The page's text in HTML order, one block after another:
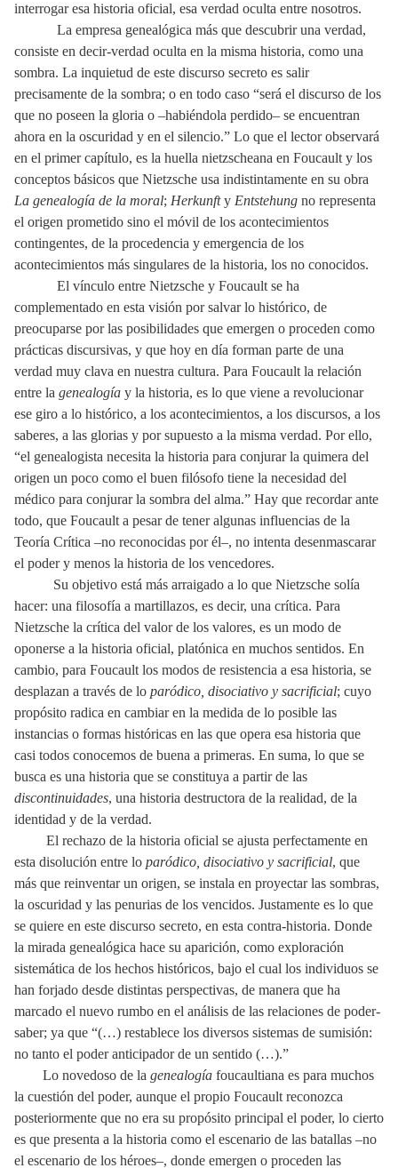
interrogar esa historia oficial, esa verdad oculta entre nosotros.
La empresa genealógica más que descubrir una verdad,
consiste en decir-verdad oculta en la misma historia, como una
sombra. La inquietud de este discurso secreto es salir
precisamente de la sombra; o en todo caso “será el discurso de los
que no poseen la gloria o –habiéndola perdido– se encuentran
ahora en la oscuridad y en el silencio.” Lo que el lector observará
en el primer capítulo, es la huella nietzscheana en Foucault y los
conceptos básicos que Nietzsche usa indistintamente en su obra
La genealogía de la moral; Herkunfty Entstehung no representa
el origen prometido sino el móvil de los acontecimientos
contingentes, de la procedencia y emergencia de los
acontecimientos más singulares de la historia, los no conocidos.
El vínculo entre Nietzsche y Foucault se ha
complementado en esta visión por salvar lo histórico, de
preocuparse por las posibilidades que emergen o proceden como
prácticas discursivas, y que hoy en día forman parte de una
verdad muy clava en nuestra cultura. Para Foucault la relación
entre la genealogía y la historia, es lo que viene a revolucionar
ese giro a lo histórico, a los acontecimientos, a los discursos, a los
saberes, a las glorias y por supuesto a la misma verdad. Por ello,
“el genealogista necesita la historia para conjurar la quimera del
origen un poco como el buen filósofo tiene la necesidad del
médico para conjurar la sombra del alma.” Hay que recordar ante
todo, que Foucault a pesar de tener algunas influencias de la
Teoría Crítica –no reconocidas por él–, no intenta desenmascarar
el poder y menos la historia de los vencedores.
Su objetivo está más arraigado a lo que Nietzsche solía
hacer: una filosofía a martillazos, es decir, una crítica. Para
Nietzsche la crítica del valor de los valores, es un modo de
oponerse a la historia oficial, platónica en muchos sentidos. En
cambio, para Foucault los modos de resistencia a esa historia, se
desplazan a través de lo paródico, disociativo y sacrificial; cuyo
propósito radica en cambiar en la medida de lo posible las
instancias o formas históricas en las que opera esa historia que
casi todos conocemos de buena a primeras. En suma, lo que se
busca es una historia que se constituya a partir de las
discontinuidades, una historia destructora de la realidad, de la
identidad y de la verdad.
El rechazo de la historia oficial se ajusta perfectamente en
esta disolución entre lo paródico, disociativo y sacrificial, que
más que reinventar un origen, se instala en proyectar las sombras,
la oscuridad y las penurias de los vencidos. Justamente es lo que
se quiere en este discurso secreto, en esta contra-historia. Donde
la mirada genealógica hace su aparición, como exploración
sistemática de los hechos históricos, bajo el cual los individuos se
han forjado desde distintas perspectivas, de manera que ha
marcado el nuevo rumbo en el análisis de las relaciones de poder-
saber; ya que “(…) restablece los diversos sistemas de sumisión:
no tanto el poder anticipador de un sentido (…).”
Lo novedoso de la genealogía foucaultiana es para muchos
la cuestión del poder, aunque el propio Foucault reconozca
posteriormente que no era su propósito principal el poder, lo cierto
es que presenta a la historia como el escenario de las batallas –no
el escenario de los héroes–, donde emergen o proceden las